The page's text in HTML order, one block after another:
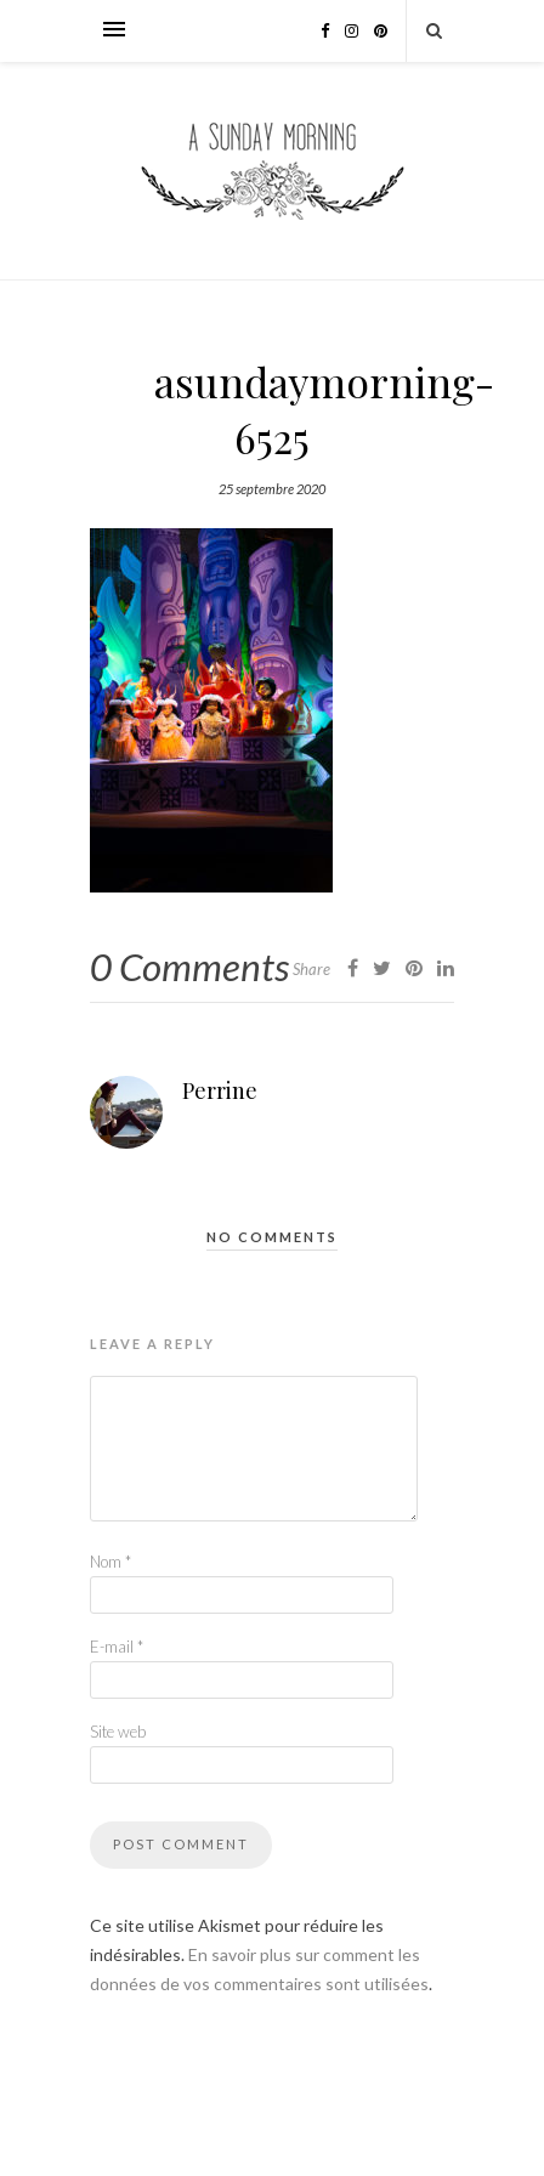
asundaymorning-
6525
25 septembre 2020
0 CommentsShare
Perrine
NO COMMENTS
LEAVE A REPLY
Nom *
E-mail *
Site web
Ce site utilise Akismet pour réduire les
indésirables.En savoir plus sur comment les
données de vos commentaires sont utilisées.